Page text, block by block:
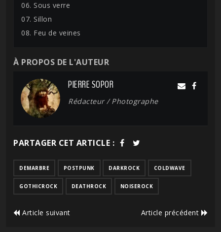
06. Sous verre
07. Sillon
08. Feu de veines
À PROPOS DE L'AUTEUR
PIERRE SOPOR
Rédacteur / Photographe
PARTAGER CET ARTICLE :
DEMARBRE POSTPUNK DARKROCK COLDWAVE
GOTHICROCK DEATHROCK NOISEROCK
Article suivant Article précédent